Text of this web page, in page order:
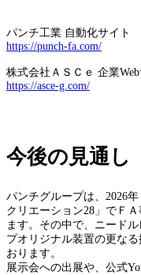
パンチ工業 自動化サイト
https://punch-fa.com/
株式会社ＡＳＣｅ 企業Web
https://asce-g.com/
今後の見通し
パンチグループは、2026
クリエーション28」でＦ
ます。その中で、ニード
プオリジナル装置の更な
おります。
展示会への出展や、公式